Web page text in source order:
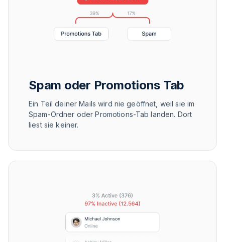
Spam oder Promotions Tab
Ein Teil deiner Mails wird nie geöffnet, weil sie im
Spam-Ordner oder Promotions-Tab landen. Dort
liest sie keiner.